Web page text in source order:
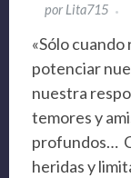
por Lita715
«Sólo
potenciar
nuestra
temores y
profundos…
heridas y